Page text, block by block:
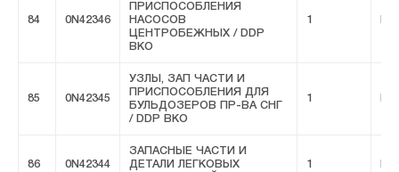
84 0N42346
ПРИСПОСОБЛЕНИЯ
НАСОСОВ
ЦЕНТРОБЕЖНЫХ / DDP
ВКО
1
85 0N42345
УЗЛЫ, ЗАП ЧАСТИ И
ПРИСПОСОБЛЕНИЯ ДЛЯ
БУЛЬДОЗЕРОВ ПР-ВА СНГ
/ DDP ВКО
1
86 0N42344
ЗАПАСНЫЕ ЧАСТИ И
ДЕТАЛИ ЛЕГКОВЫХ
1